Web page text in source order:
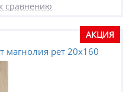
сравнению
АКЦИЯ
магнолия рет 20x160